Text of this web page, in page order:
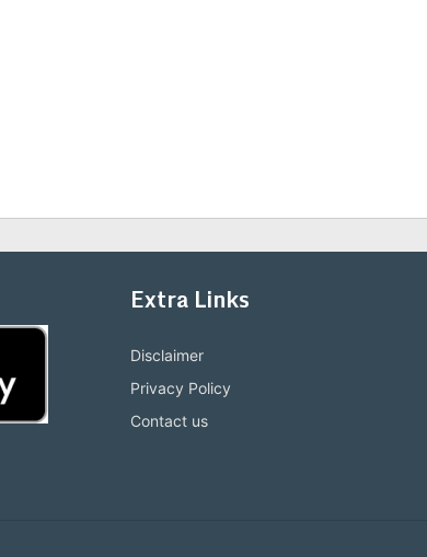
Extra Links
Disclaimer
Privacy Policy
Contact us